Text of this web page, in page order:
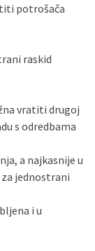
potrošača
raskid
vratiti drugoj
s odredbama
a najkasnije u
za jednostrani
i u